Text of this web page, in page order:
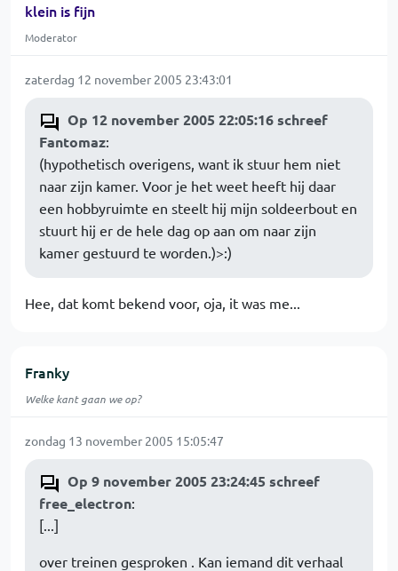
klein is fijn
Moderator
zaterdag 12 november 2005 23:43:01
Op 12 november 2005 22:05:16 schreef
Fantomaz:
(hypothetisch overigens, want ik stuur hem niet
naar zijn kamer. Voor je het weet heeft hij daar
een hobbyruimte en steelt hij mijn soldeerbout en
stuurt hij er de hele dag op aan om naar zijn
kamer gestuurd te worden.)>:)
Hee, dat komt bekend voor, oja, it was me...
Franky
Welke kant gaan we op?
zondag 13 november 2005 15:05:47
Op 9 november 2005 23:24:45 schreef
free_electron:
[...]
over treinen gesproken . Kan iemand dit verhaal